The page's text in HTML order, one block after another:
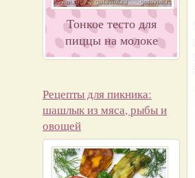
Тонкое тесто для
пиццы на молоке
Рецепты для пикника:
шашлык из мяса, рыбы и
овощей